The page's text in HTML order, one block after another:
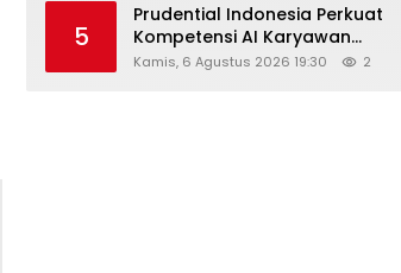
5
Prudential Indonesia Perkuat
Kompetensi AI Karyawan
Lewat AI Week
Kamis, 6 Agustus 2026 19:30 2